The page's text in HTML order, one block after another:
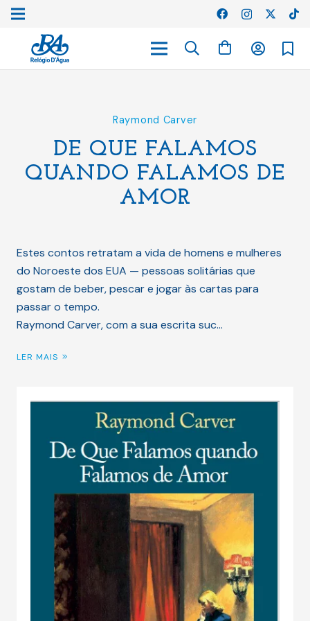
Raymond Carver
DE QUE FALAMOS
QUANDO FALAMOS DE
AMOR
Estes contos retratam a vida de homens e mulheres
do Noroeste dos EUA — pessoas solitárias que
gostam de beber, pescar e jogar às cartas para
passar o tempo.
Raymond Carver, com a sua escrita suc…
LER MAIS